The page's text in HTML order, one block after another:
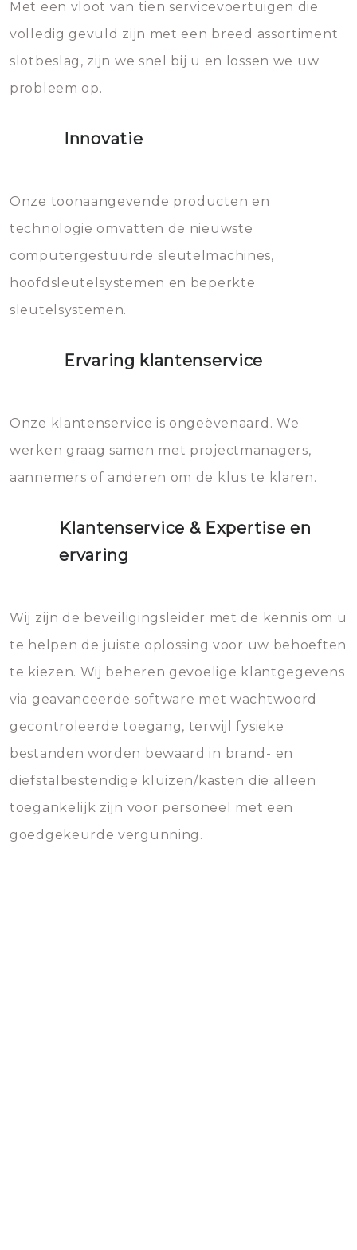
eroverheen hebt gegooid weer
bevriezen.
die relatief gemakkelijk te
beschadigen zijn. In veel
gevallen zult u schade aan de
sloten veroorzaken, waardoor
geheel vervangen moet worden.
mee, die u gemakkelijk kunt
vermijden.
Met een vloot van tien servicevoertuigen die
volledig gevuld zijn met een breed assortiment
slotbeslag, zijn we snel bij u en lossen we uw
probleem op.
Innovatie
Onze toonaangevende producten en
technologie omvatten de nieuwste
computergestuurde sleutelmachines,
hoofdsleutelsystemen en beperkte
sleutelsystemen.
Ervaring klantenservice
Onze klantenservice is ongeëvenaard. We
werken graag samen met projectmanagers,
aannemers of anderen om de klus te klaren.
Klantenservice & Expertise en
ervaring
Wij zijn de beveiligingsleider met de kennis om u
te helpen de juiste oplossing voor uw behoeften
te kiezen. Wij beheren gevoelige klantgegevens
via geavanceerde software met wachtwoord
gecontroleerde toegang, terwijl fysieke
bestanden worden bewaard in brand- en
diefstalbestendige kluizen/kasten die alleen
toegankelijk zijn voor personeel met een
goedgekeurde vergunning.